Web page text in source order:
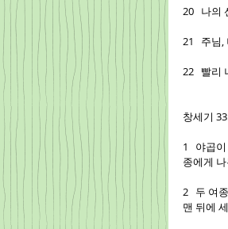
20   나
21   주
22   빨
창세기
1   야곱
종에게
2   두
맨 뒤에